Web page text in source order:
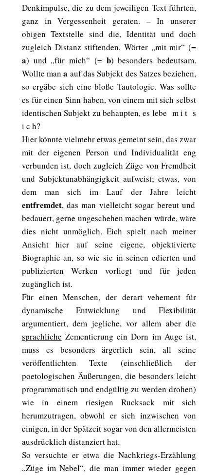
Denkimpulse, die zu dem jeweiligen Text führten,
ganz in Vergessenheit geraten. – In unserer
obigen Textstelle sind die, Identität und doch
zugleich Distanz stiftenden, Wörter „mit mir“ (=
a) und „für mich“ (= b) besonders bedeutsam.
Wollte mana auf das Subjekt des Satzes beziehen,
so ergäbe sich eine bloße Tautologie. Was sollte
es für einen Sinn haben, von einem mit sich selbst
identischen Subjekt zu behaupten, es lebe m i t s
i c h?
Hier könnte vielmehr etwas gemeint sein, das zwar
mit der eigenen Person und Individualität eng
verbunden ist, doch zugleich Züge von Fremdheit
und Subjektunabhängigkeit aufweist; etwas, von
dem man sich im Lauf der Jahre leicht
entfremdet, das man vielleicht sogar bereut und
bedauert, gerne ungeschehen machen würde, wäre
dies nicht unmöglich. Eich spielt nach meiner
Ansicht hier auf seine eigene, objektivierte
Biographie an, so wie sie in seinen edierten und
publizierten Werken vorliegt und für jeden
zugänglich ist.
Für einen Menschen, der derart vehement für
dynamische Entwicklung und Flexibilität
argumentiert, dem jegliche, vor allem aber die
sprachliche Zementierung ein Dorn im Auge ist,
muss es besonders ärgerlich sein, all seine
veröffentlichten Texte (einschließlich der
poetologischen Äußerungen, die besonders leicht
programmatisch und endgültig zu werden drohen)
wie in einem riesigen Rucksack mit sich
herumzutragen, obwohl er sich inzwischen von
einigen, in der Spätzeit sogar von den allermeisten
ausdrücklich distanziert hat.
So versuchte er etwa die Nachkriegs-Erzählung
„Züge im Nebel“, die man immer wieder gegen